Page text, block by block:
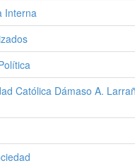
Interna
Católica Dámaso A.